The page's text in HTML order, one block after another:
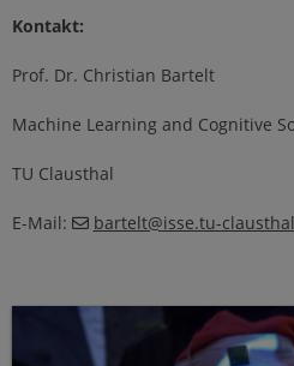
Kontakt:
Prof. Dr. Christian Bartelt
Machine Learning and Cognitive
TU Clausthal
E-Mail: bartelt@isse.tu-clausthal